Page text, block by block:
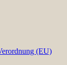
(EU)